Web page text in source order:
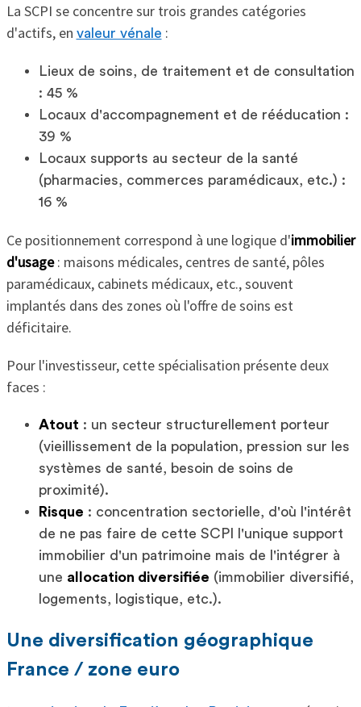
La SCPI se concentre sur trois grandes catégories
d'actifs, en valeur vénale :
Lieux de soins, de traitement et de consultation
: 45 %
Locaux d'accompagnement et de rééducation :
39 %
Locaux supports au secteur de la santé
(pharmacies, commerces paramédicaux, etc.) :
16 %
Ce positionnement correspond à une logique d'immobilier
d'usage: maisons médicales, centres de santé, pôles
paramédicaux, cabinets médicaux, etc., souvent
implantés dans des zones où l'offre de soins est
déficitaire.
Pour l'investisseur, cette spécialisation présente deux
faces :
Atout : un secteur structurellement porteur
(vieillissement de la population, pression sur les
systèmes de santé, besoin de soins de
proximité).
Risque : concentration sectorielle, d'où l'intérêt
de ne pas faire de cette SCPI l'unique support
immobilier d'un patrimoine mais de l'intégrer à
une allocation diversifiée (immobilier diversifié,
logements, logistique, etc.).
Une diversification géographique
France / zone euro